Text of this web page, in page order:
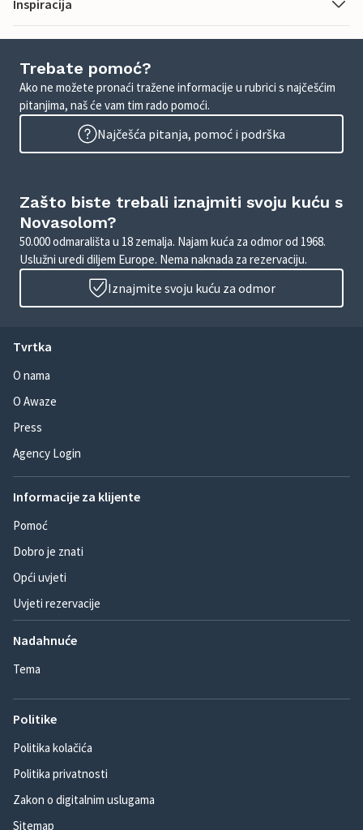
Inspiracija
Trebate pomoć?
Ako ne možete pronaći tražene informacije u rubrici s najčešćim
pitanjima, naš će vam tim rado pomoći.
Najčešća pitanja, pomoć i podrška
Zašto biste trebali iznajmiti svoju kuću s
Novasolom?
50.000 odmarališta u 18 zemalja. Najam kuća za odmor od 1968.
Uslužni uredi diljem Europe. Nema naknada za rezervaciju.
Iznajmite svoju kuću za odmor
Tvrtka
O nama
O Awaze
Press
Agency Login
Informacije za klijente
Pomoć
Dobro je znati
Opći uvjeti
Uvjeti rezervacije
Nadahnuće
Tema
Politike
Politika kolačića
Politika privatnosti
Zakon o digitalnim uslugama
Sitemap